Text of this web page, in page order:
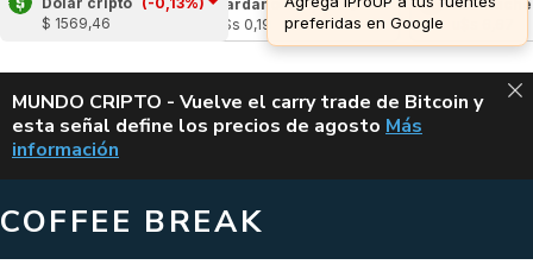
preferidas en Google
$ 1569,46
1,55%) Cardano (-2,40%)
u$s 0,19
Avalanche
u$s 6,67
ALERTA
MUNDO CRIPTO - Vuelve el carry trade de Bitcoin y
esta señal define los precios de agosto VUELVE EL
Más
información
COFFEE BREAK